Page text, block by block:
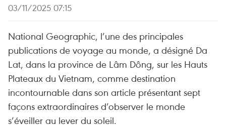
03/11/2025 07:15
National Geographic, l’une des principales
publications de voyage au monde, a désigné Da
Lat, dans la province de Lâm Dông, sur les Hauts
Plateaux du Vietnam, comme destination
incontournable dans son article présentant sept
façons extraordinaires d’observer le monde
s’éveiller au lever du soleil.